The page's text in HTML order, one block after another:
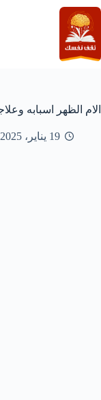
التجاوز
إلى
المحتوى
الام الظهر اسبابه
19 يناير، 2025